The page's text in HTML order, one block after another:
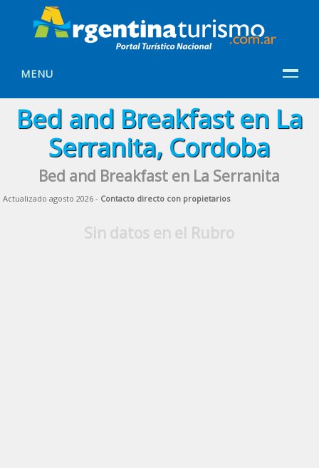
MENU
Bed and Breakfast en La
Serranita, Cordoba
Bed and Breakfast en La Serranita
Actualizado agosto 2026 - Contacto directo con propietarios
Sin datos en el Rubro